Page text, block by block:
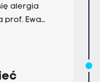
alergia
prof. Ewa